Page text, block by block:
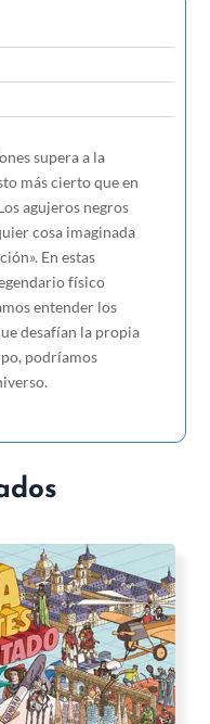
supera a la
más cierto que en
agujeros negros
cosa imaginada
En estas
físico
entender los
desafían la propia
podríamos